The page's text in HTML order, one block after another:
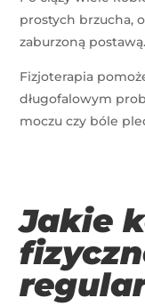
prostych brzucha,
zaburzoną postawą.
Fizjoterapia
długofalowym
moczu czy bóle
Jakie